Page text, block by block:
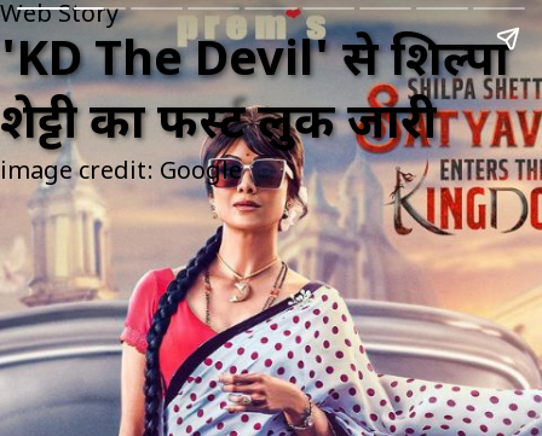
Web Story
'KD The Devil' से शिल्पा
शेट्टी का फर्स्ट लुक जारी
image credit: Google